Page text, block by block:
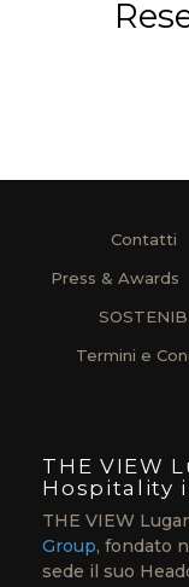
Contatti
Press & Awards
Termini e
THE VIEW
Hospitality
THE VIEW
Group, fondato
sede il suo